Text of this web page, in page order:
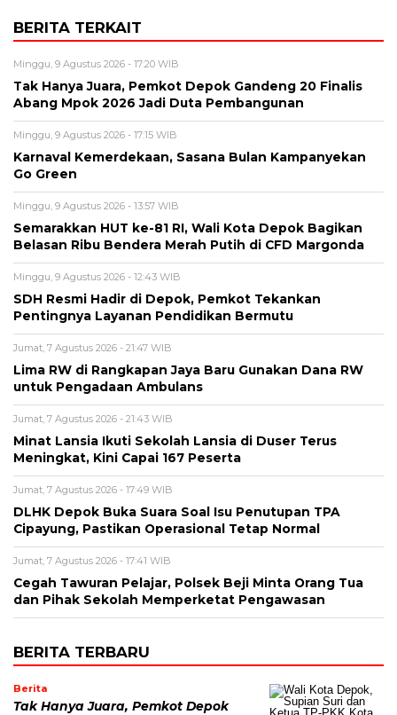
BERITA TERKAIT
Minggu, 9 Agustus 2026 - 17:20 WIB
Tak Hanya Juara, Pemkot Depok Gandeng 20 Finalis
Abang Mpok 2026 Jadi Duta Pembangunan
Minggu, 9 Agustus 2026 - 17:15 WIB
Karnaval Kemerdekaan, Sasana Bulan Kampanyekan
Go Green
Minggu, 9 Agustus 2026 - 13:57 WIB
Semarakkan HUT ke-81 RI, Wali Kota Depok Bagikan
Belasan Ribu Bendera Merah Putih di CFD Margonda
Minggu, 9 Agustus 2026 - 12:43 WIB
SDH Resmi Hadir di Depok, Pemkot Tekankan
Pentingnya Layanan Pendidikan Bermutu
Jumat, 7 Agustus 2026 - 21:47 WIB
Lima RW di Rangkapan Jaya Baru Gunakan Dana RW
untuk Pengadaan Ambulans
Jumat, 7 Agustus 2026 - 21:43 WIB
Minat Lansia Ikuti Sekolah Lansia di Duser Terus
Meningkat, Kini Capai 167 Peserta
Jumat, 7 Agustus 2026 - 17:49 WIB
DLHK Depok Buka Suara Soal Isu Penutupan TPA
Cipayung, Pastikan Operasional Tetap Normal
Jumat, 7 Agustus 2026 - 17:41 WIB
Cegah Tawuran Pelajar, Polsek Beji Minta Orang Tua
dan Pihak Sekolah Memperketat Pengawasan
BERITA TERBARU
Berita
Tak Hanya Juara, Pemkot Depok